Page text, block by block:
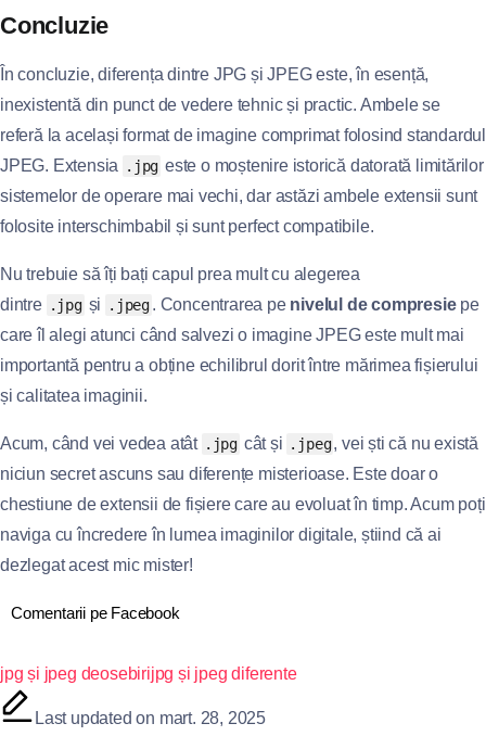
Concluzie
În concluzie, diferența dintre JPG și JPEG este, în esență,
inexistentă din punct de vedere tehnic și practic. Ambele se
referă la același format de imagine comprimat folosind standardul
JPEG. Extensia
.jpg este o moștenire istorică datorată limitărilor
sistemelor de operare mai vechi, dar astăzi ambele extensii sunt
folosite interschimbabil și sunt perfect compatibile.
Nu trebuie să îți bați capul prea mult cu alegerea
dintre .jpg și .jpeg. Concentrarea pe nivelul de compresiepe
care îl alegi atunci când salvezi o imagine JPEG este mult mai
importantă pentru a obține echilibrul dorit între mărimea fișierului
și calitatea imaginii.
Acum, când vei vedea atât .jpg cât și .jpeg, vei ști că nu există
niciun secret ascuns sau diferențe misterioase. Este doar o
chestiune de extensii de fișiere care au evoluat în timp. Acum poți
naviga cu încredere în lumea imaginilor digitale, știind că ai
dezlegat acest mic mister!
Comentarii pe Facebook
jpg și jpeg deosebirijpg și jpeg diferente
Last updated on mart. 28, 2025